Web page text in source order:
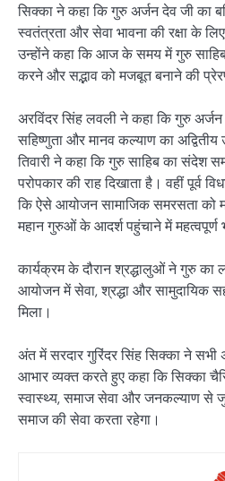
सिक्का ने कहा कि गुरु अर्जन देव जी का
स्वतंत्रता और सेवा भावना की रक्षा के
उन्होंने कहा कि आज के समय में गुरु
करने और सद्भाव को मजबूत बनाने की
अरविंदर सिंह लवली ने कहा कि गुरु
सहिष्णुता और मानव कल्याण का
तिवारी ने कहा कि गुरु साहिब का संदेश
परोपकार की राह दिखाता है। वहीं पूर्व
कि ऐसे आयोजन सामाजिक समरसता को
महान गुरुओं के आदर्श पहुंचाने में महत्वपूर्ण
कार्यक्रम के दौरान श्रद्धालुओं ने गुरु का
आयोजन में सेवा, श्रद्धा और सामुदायिक
मिला।
अंत में सरदार गुरिंदर सिंह सिक्का ने सभी
आभार व्यक्त करते हुए कहा कि सिक्का
स्वास्थ्य, समाज सेवा और जनकल्याण से
समाज की सेवा करता रहेगा।